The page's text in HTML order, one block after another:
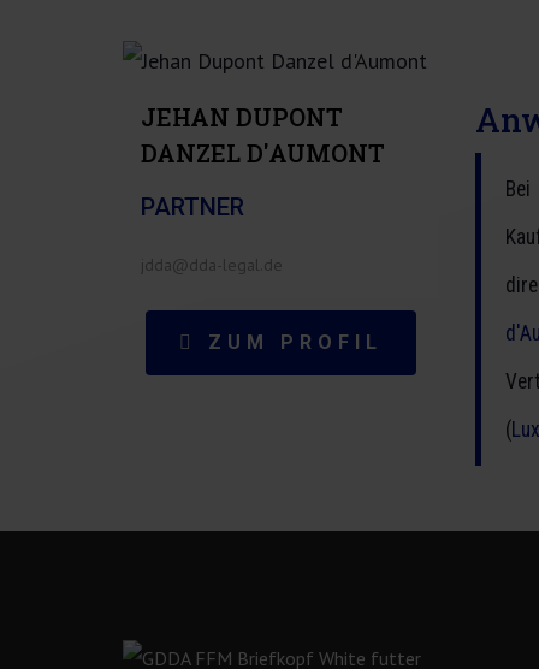
JEHAN DUPONT
DANZEL D'AUMONT
PARTNER
jdda@dda-legal.de
ZUM PROFIL
(